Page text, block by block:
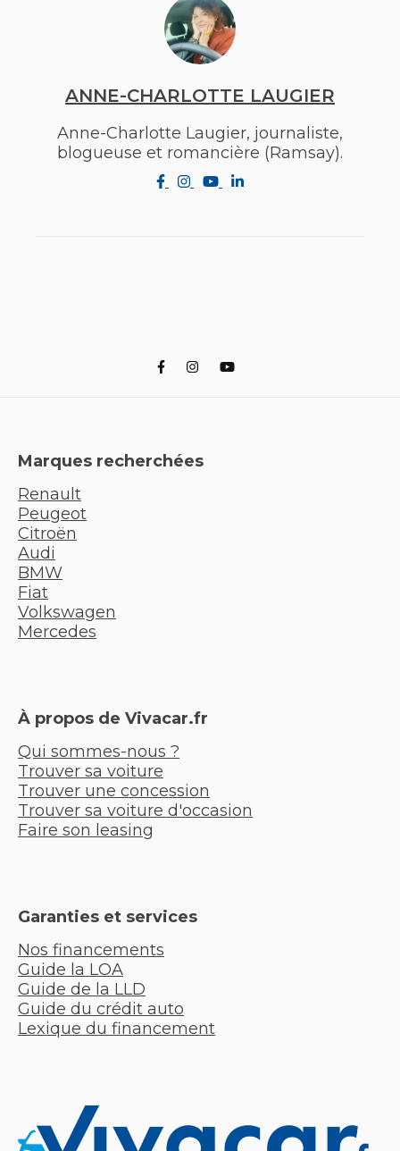
ANNE-CHARLOTTE LAUGIER
Anne-Charlotte Laugier, journaliste,
blogueuse et romancière (Ramsay).
Marques recherchées
Renault
Peugeot
Citroën
Audi
BMW
Fiat
Volkswagen
Mercedes
À propos de Vivacar.fr
Qui sommes-nous ?
Trouver sa voiture
Trouver une concession
Trouver sa voiture d'occasion
Faire son leasing
Garanties et services
Nos financements
Guide la LOA
Guide de la LLD
Guide du crédit auto
Lexique du financement